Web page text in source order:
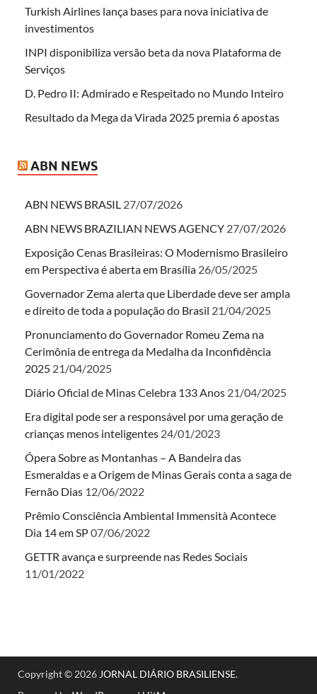
Turkish Airlines lança bases para nova iniciativa de
investimentos
INPI disponibiliza versão beta da nova Plataforma de
Serviços
D. Pedro II: Admirado e Respeitado no Mundo Inteiro
Resultado da Mega da Virada 2025 premia 6 apostas
ABN NEWS
ABN NEWS BRASIL 27/07/2026
ABN NEWS BRAZILIAN NEWS AGENCY 27/07/2026
Exposição Cenas Brasileiras: O Modernismo Brasileiro
em Perspectiva é aberta em Brasília 26/05/2025
Governador Zema alerta que Liberdade deve ser ampla
e direito de toda a população do Brasil 21/04/2025
Pronunciamento do Governador Romeu Zema na
Cerimônia de entrega da Medalha da Inconfidência
2025 21/04/2025
Diário Oficial de Minas Celebra 133 Anos 21/04/2025
Era digital pode ser a responsável por uma geração de
crianças menos inteligentes 24/01/2023
Ópera Sobre as Montanhas – A Bandeira das
Esmeraldas e a Origem de Minas Gerais conta a saga de
Fernão Dias 12/06/2022
Prêmio Consciência Ambiental Immensità Acontece
Dia 14 em SP07/06/2022
GETTR avança e surpreende nas Redes Sociais
11/01/2022
Copyright © 2026 JORNAL DIÁRIO BRASILIENSE.